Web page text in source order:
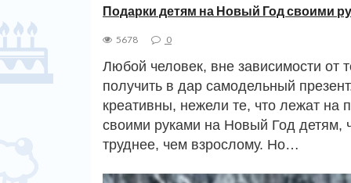
Подарки детям на Новый Год своими
5678 0
Любой человек, вне зависимости от
получить в дар самодельный
креативны, нежели те, что лежат на
своими руками на Новый Год детям,
труднее, чем взрослому. Но…